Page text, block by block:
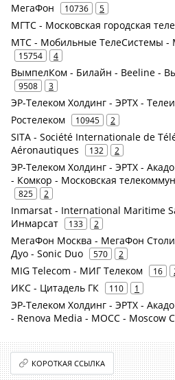
МегаФон 10736 5
МГТС - Московская городская
МТС - Мобильные ТелеСистемы -
15754 4
ВымпелКом - Билайн - Beeline -
9508 3
ЭР-Телеком Холдинг - ЭРТХ -
Ростелеком 10945 2
SITA - Société Internationale de
Aéronautiques
132 2
ЭР-Телеком Холдинг - ЭРТХ -
- Комкор - Московская
825 2
Inmarsat - International Maritime
Инмарсат
133 2
МегаФон Москва - МегаФон
Дуо - Sonic Duo
570 2
MIG Telecom - МИГ Телеком 16
ИКС - Цитадель ГК 110 1
ЭР-Телеком Холдинг - ЭРТХ -
- Renova Media - MOCC - Moscow
КОРОТКАЯ ССЫЛКА